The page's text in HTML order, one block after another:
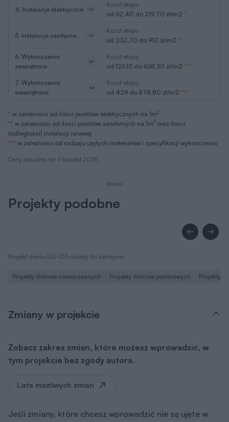
Ceny aktualne na: II kwartał 2026
4. Instalacje elektryczne
Koszt etapu
od 62,40 do 219,70 zł/m2 *
5. Instalacje sanitarne
Koszt etapu
od 232,70 do 910 zł/m2 **
6. Wykończenie
zewnętrzne
Koszt etapu
od 126,10 do 638,30 zł/m2 ***
7. Wykończenie
wewnętrzne
Koszt etapu
od 429 do 878,80 zł/m2 ***
* w zależności od ilości punktów elektrycznych na 1m2
** w zależności od ilości punktów sanitarnych na 1m2 oraz ilości
(odległości) instalacji rurowej
*** w zależności od rodzaju użytych meteriałów i specyfikacji wykończenia
REKLAMA
Projekty podobne
Projekt domu EG-105 należy do kategorii:
Projekty domów nowoczesnych Projekty domów parterowych Projekty
Zmiany w projekcie
Zobacz zakres zmian, które możesz wprowadzić, w
tym projekcie bez zgody autora.
Lista możliwych zmian
Jeśli zmiany, które chcesz wprowadzić nie są ujęte w